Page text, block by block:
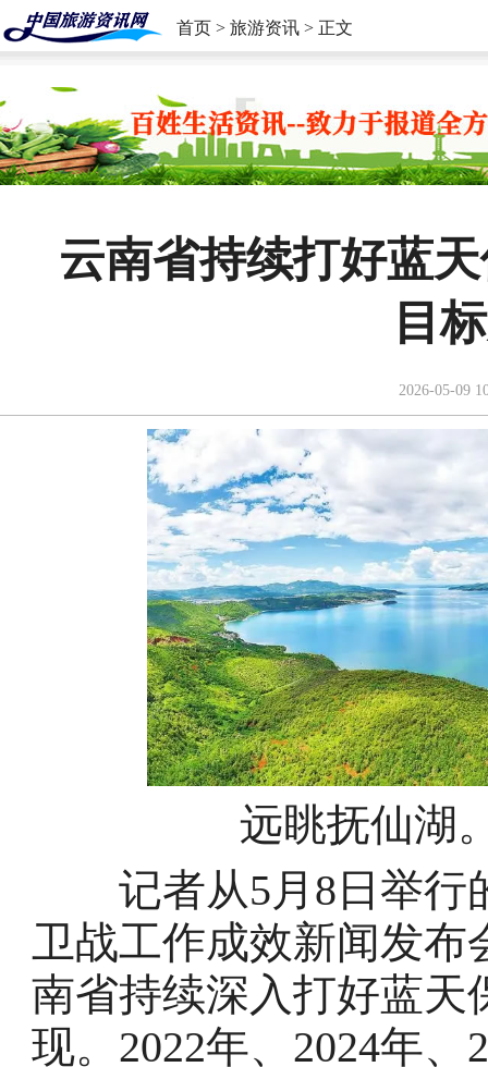
首页 > 旅游资讯 > 正文
云南省持续打好蓝
目
2026-05-09
远眺抚仙湖
记者从5月8日举行
卫战工作成效新闻发布
南省持续深入打好蓝天
现。2022年、2024年